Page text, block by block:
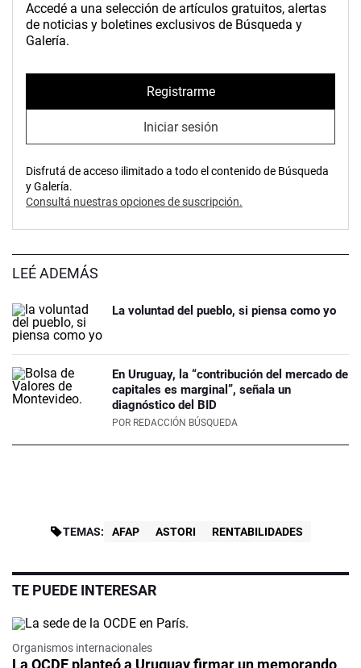
Accedé a una selección de artículos gratuitos, alertas
de noticias y boletines exclusivos de Búsqueda y
Galería.
Registrarme
Iniciar sesión
Disfrutá de acceso ilimitado a todo el contenido de Búsqueda
y Galería.
Consultá nuestras opciones de suscripción.
LEÉ ADEMÁS
La voluntad del pueblo, si piensa como yo
En Uruguay, la “contribución del mercado de
capitales es marginal”, señala un
diagnóstico del BID
POR REDACCIÓN BÚSQUEDA
TEMAS: AFAP ASTORI RENTABILIDADES
TE PUEDE INTERESAR
Organismos internacionales
La OCDE planteó a Uruguay firmar un memorando